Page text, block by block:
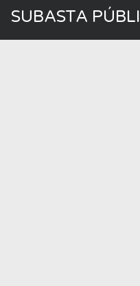
SUBASTA